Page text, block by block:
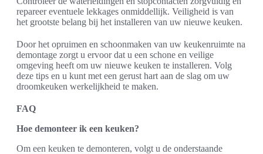
repareer eventuele lekkages onmiddellijk. Veiligheid is van
het grootste belang bij het installeren van uw nieuwe keuken.
Door het opruimen en schoonmaken van uw keukenruimte na
demontage zorgt u ervoor dat u een schone en veilige
omgeving heeft om uw nieuwe keuken te installeren. Volg
deze tips en u kunt met een gerust hart aan de slag om uw
droomkeuken werkelijkheid te maken.
FAQ
Hoe demonteer ik een keuken?
Om een keuken te demonteren, volgt u de onderstaande